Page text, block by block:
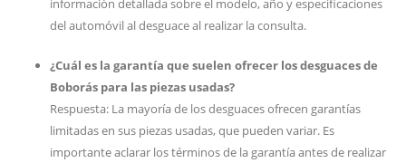
información detallada sobre el modelo, año y especificaciones
del automóvil al desguace al realizar la consulta.
¿Cuál es la garantía que suelen ofrecer los desguaces de
Boborás para las piezas usadas?
Respuesta: La mayoría de los desguaces ofrecen garantías
limitadas en sus piezas usadas, que pueden variar. Es
importante aclarar los términos de la garantía antes de realizar